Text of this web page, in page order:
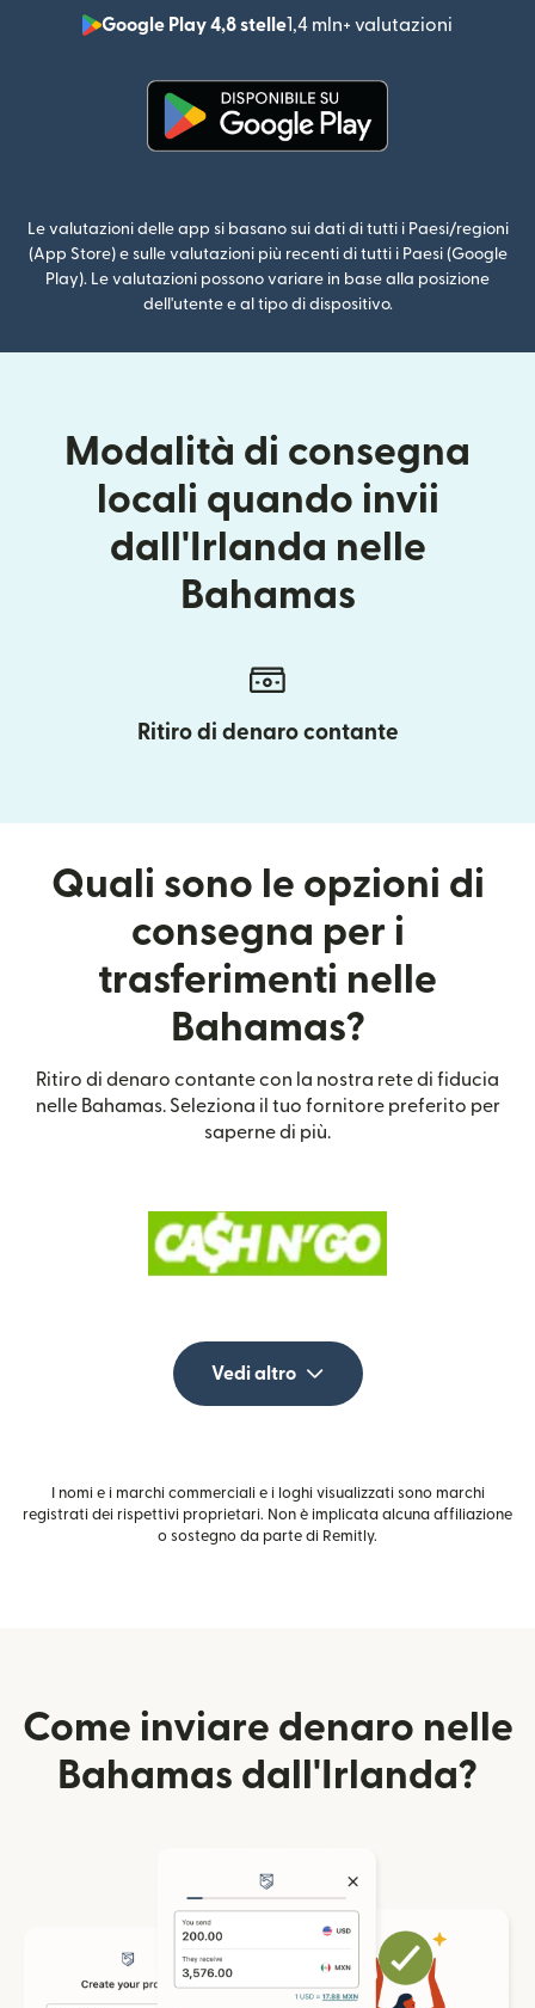
Google Play 4,8 stelle1,4 mln+ valutazioni
Le valutazioni delle app si basano sui dati di tutti i Paesi/regioni
(App Store) e sulle valutazioni più recenti di tutti i Paesi (Google
Play). Le valutazioni possono variare in base alla posizione
dell'utente e al tipo di dispositivo.
Modalità di consegna
locali quando invii
dall'Irlanda nelle
Bahamas
Ritiro di denaro contante
Quali sono le opzioni di
consegna per i
trasferimenti nelle
Bahamas?
Ritiro di denaro contante con la nostra rete di fiducia
nelle Bahamas. Seleziona il tuo fornitore preferito per
saperne di più.
Vedi altro
I nomi e i marchi commerciali e i loghi visualizzati sono marchi
registrati dei rispettivi proprietari. Non è implicata alcuna affiliazione
o sostegno da parte di Remitly.
Come inviare denaro nelle
Bahamas dall'Irlanda?